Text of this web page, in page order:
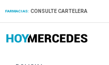
FARMACIAS: CONSULTE CARTELERA